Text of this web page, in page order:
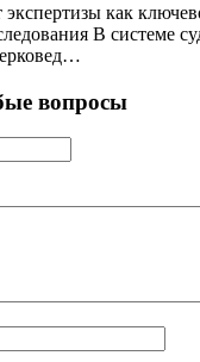
экспертизы как
В системе
вопросы